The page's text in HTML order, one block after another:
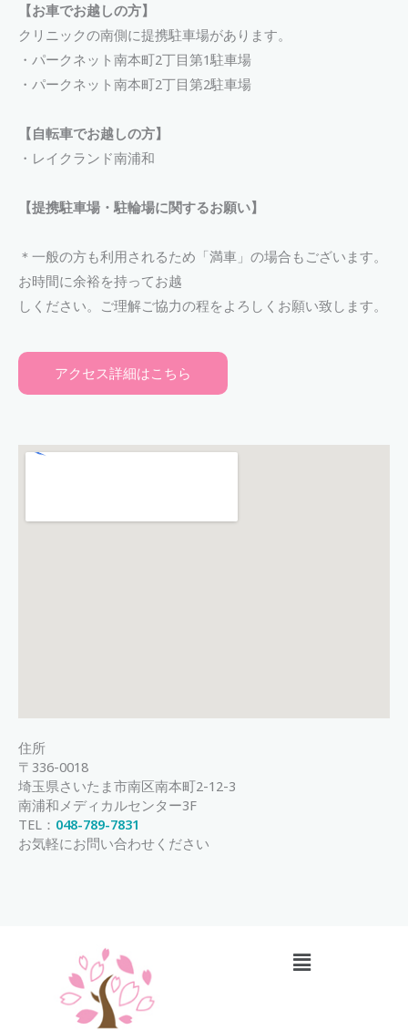
【お車でお越しの方】
クリニックの南側に提携駐車場があります。
・パークネット南本町2丁目第1駐車場
・パークネット南本町2丁目第2駐車場
【自転車でお越しの方】
・レイクランド南浦和
【提携駐車場・駐輪場に関するお願い】
＊一般の方も利用されるため「満車」の場合もございます。
お時間に余裕を持ってお越
しください。ご理解ご協力の程をよろしくお願い致します。
アクセス詳細はこちら
住所
〒336-0018
埼玉県さいたま市南区南本町2-12-3
南浦和メディカルセンター3F
TEL： 048-789-7831
お気軽にお問い合わせください
メ
ニ